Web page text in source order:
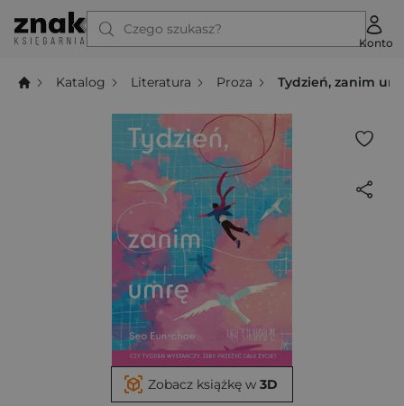
Czego szukasz?
Konto
Katalog Literatura Proza Tydzień, zanim
Zobacz książkę w 3D